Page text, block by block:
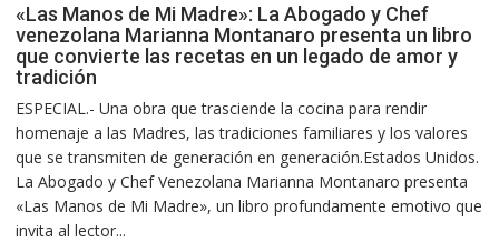
«Las Manos de Mi Madre»: La Abogado y Chef
venezolana Marianna Montanaro presenta un libro
que convierte las recetas en un legado de amor y
tradición
ESPECIAL.- Una obra que trasciende la cocina para rendir
homenaje a las Madres, las tradiciones familiares y los valores
que se transmiten de generación en generación.Estados Unidos.
La Abogado y Chef Venezolana Marianna Montanaro presenta
«Las Manos de Mi Madre», un libro profundamente emotivo que
invita al lector...